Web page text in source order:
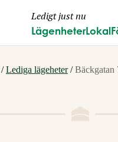
Ledigt just nu
LägenheterLokal
/Lediga lägeheter/Bäckgatan